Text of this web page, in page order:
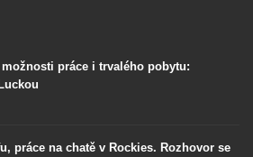
možnosti práce i trvalého pobytu:
práce na chatě v Rockies. Rozhovor se